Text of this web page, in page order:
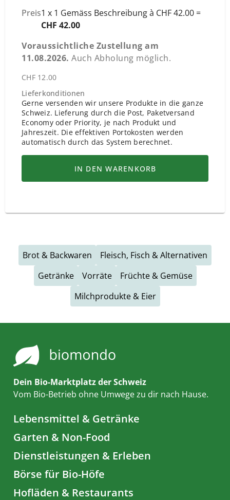
Preis1 x 1 Gemäss Beschreibung à CHF 42.00 =
CHF 42.00
Voraussichtliche Zustellung am
11.08.2026. Auch Abholung möglich.
CHF 12.00
Lieferkonditionen
Gerne versenden wir unsere Produkte in die ganze
Schweiz. Lieferung durch die Post, Paketversand
Economy oder Priority, je nach Produkt und
Jahreszeit. Die effektiven Portokosten werden
automatisch durch das System berechnet.
IN DEN WARENKORB
Brot & Backwaren
Fleisch, Fisch & Alternativen
Getränke
Vorräte
Früchte & Gemüse
Milchprodukte & Eier
Dein Bio-Marktplatz der Schweiz
Vom Bio-Betrieb ohne Umwege zu dir nach Hause.
Lebensmittel & Getränke
Garten & Non-Food
Dienstleistungen & Erleben
Börse für Bio-Höfe
Hofläden & Restaurants